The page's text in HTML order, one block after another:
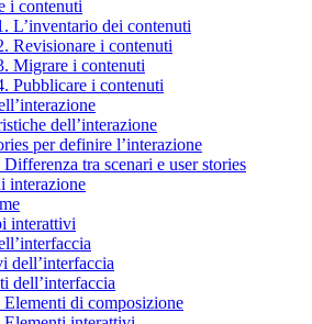
i contenuti
L’inventario dei contenuti
Revisionare i contenuti
Migrare i contenuti
Pubblicare i contenuti
dell’interazione
per definire l’interazione
Differenza tra scenari e user stories
interazione
interattivi
dell’interfaccia
dell’interfaccia
Elementi di composizione